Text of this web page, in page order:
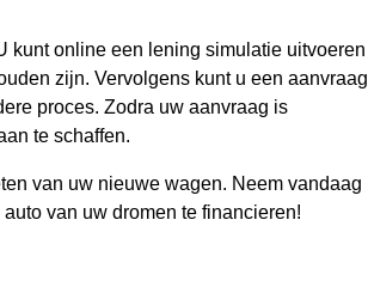
kunt online een lening simulatie uitvoeren
zijn. Vervolgens kunt u een aanvraag
proces. Zodra uw aanvraag is
te schaffen.
van uw nieuwe wagen. Neem vandaag
van uw dromen te financieren!